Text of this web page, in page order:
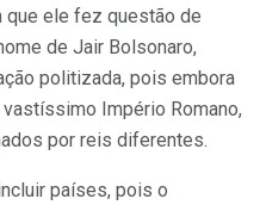
que ele fez questão de
de Jair Bolsonaro,
politizada, pois embora
Império Romano,
por reis diferentes.
países, pois o